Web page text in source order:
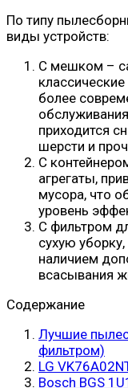
По типу
виды устройств:
С мешком –
более
приходится
шерсти и
С
агрегаты,
мусора, что
уровень
С фильтром
сухую
наличием
всасывания
Содержание
Лучшие
фильтром)
LG
Bosch BGS